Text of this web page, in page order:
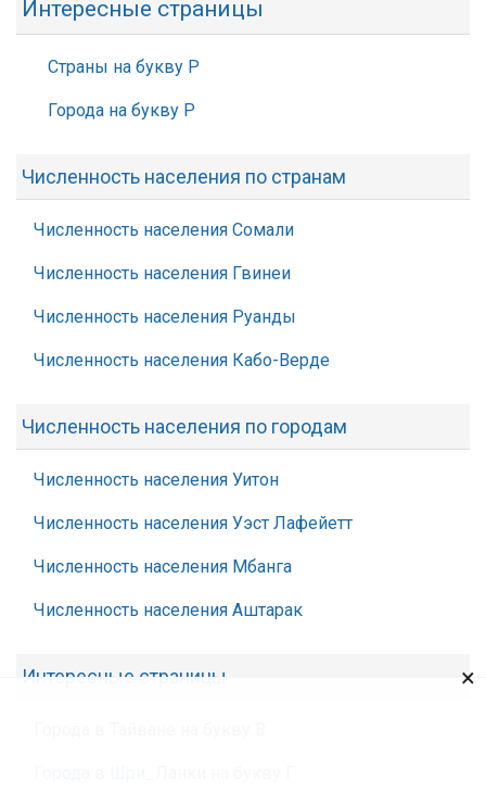
Интересные страницы
Страны на букву Р
Города на букву Р
Численность населения по странам
Численность населения Сомали
Численность населения Гвинеи
Численность населения Руанды
Численность населения Кабо-Верде
Численность населения по городам
Численность населения Уитон
Численность населения Уэст Лафейетт
Численность населения Мбанга
Численность населения Аштарак
Интересные страницы ×